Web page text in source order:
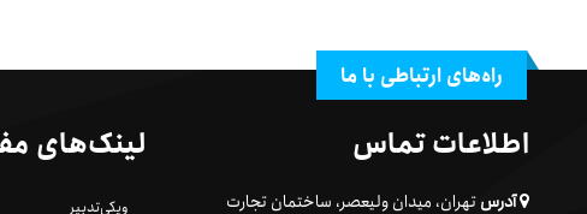
راه‌های ارتباطی با ما
اطلاعات تماس
آدرستهران، میدان ولیعصر، ساختمان تجارت
لینک‌های
ویکی‌تدبیر